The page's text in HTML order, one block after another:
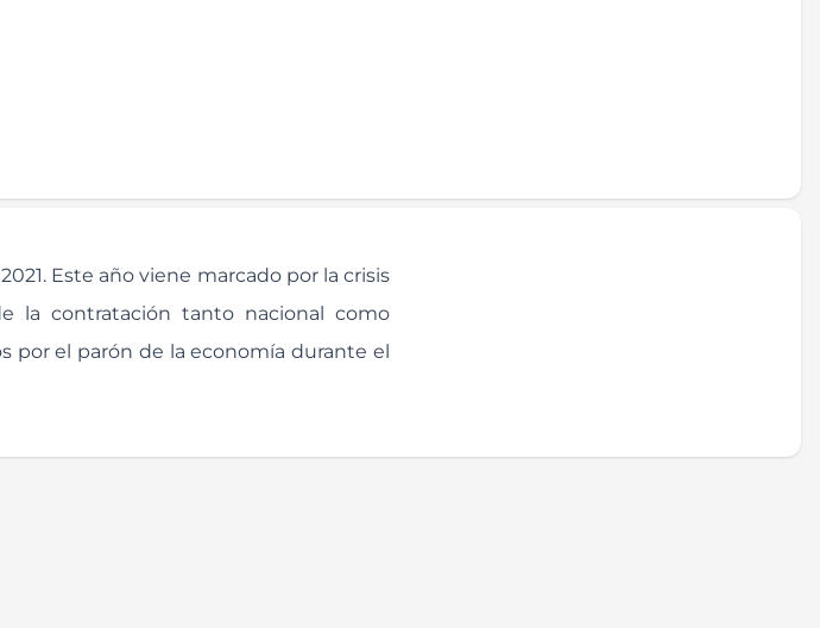
Este año viene marcado por la crisis
la contratación tanto nacional como
por el parón de la economía durante el